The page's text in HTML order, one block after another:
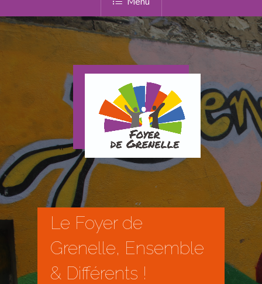
Le Foyer de
Grenelle, Ensemble
& Différents !